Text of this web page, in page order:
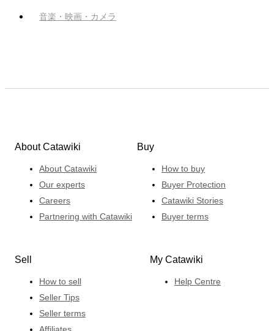
音楽・映画・カメラ
About Catawiki
About Catawiki
Our experts
Careers
Partnering with Catawiki
Buy
How to buy
Buyer Protection
Catawiki Stories
Buyer terms
Sell
How to sell
Seller Tips
Seller terms
Affiliates
My Catawiki
Help Centre